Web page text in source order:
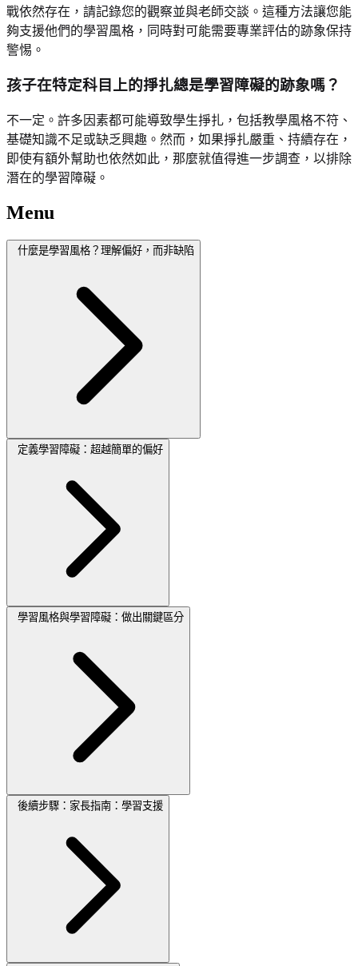
戰依然存在，請記錄您的觀察並與老師交談。這種方法讓您能
夠支援他們的學習風格，同時對可能需要專業評估的跡象保持
警惕。
孩子在特定科目上的掙扎總是學習障礙的跡象嗎？
不一定。許多因素都可能導致學生掙扎，包括教學風格不符、
基礎知識不足或缺乏興趣。然而，如果掙扎嚴重、持續存在，
即使有額外幫助也依然如此，那麼就值得進一步調查，以排除
潛在的學習障礙。
Menu
什麼是學習風格？理解偏好，而非缺陷
定義學習障礙：超越簡單的偏好
學習風格與學習障礙：做出關鍵區分
後續步驟：家長指南：學習支援